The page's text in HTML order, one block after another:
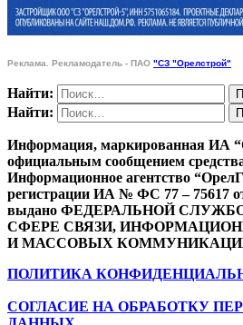
Реклама. Рекламодатель - ПАО "СЗ "Орелстрой"
Найти:
Найти:
Информация, маркированная ИА
официальным сообщением
Информационное агентство
регистрации ИА № ФС 77 – 75617
выдано ФЕДЕРАЛЬНОЙ
СФЕРЕ СВЯЗИ,
И МАССОВЫХ
ПОЛИТИКА
СОГЛАСИЕ НА ОБРАБОТКУ